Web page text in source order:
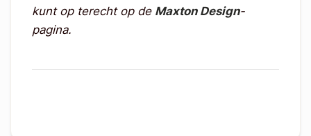
kunt op terecht op de Maxton Design-
pagina.